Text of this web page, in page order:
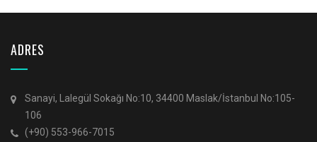
ADRES
Sanayi, Lalegül Sokağı No:10, 34400 Maslak/İstanbul No:105-
106
(+90) 553-966-7015